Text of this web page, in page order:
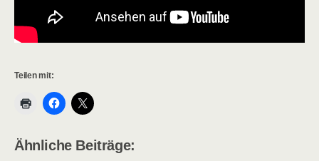
Teilen mit:
Ähnliche Beiträge: